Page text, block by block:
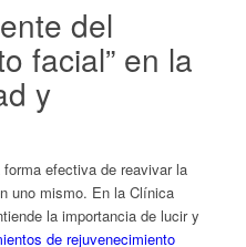
del
facial” en la
y
efectiva de reavivar la
uno mismo. En la Clínica
la importancia de lucir y
de rejuvenecimiento